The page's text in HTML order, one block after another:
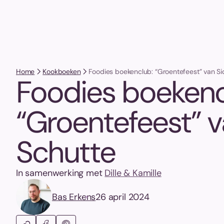
Home Kookboeken Foodies boekenclub: “Groentefeest” van
Foodies
“Groentefeest”
Schutte
In samenwerking met Dille & Kamille
Bas Erkens26 april 2024